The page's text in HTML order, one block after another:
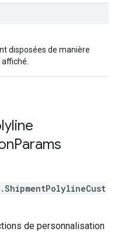
disposées de manière
Params
.ShipmentPolylineCust
de personnalisation